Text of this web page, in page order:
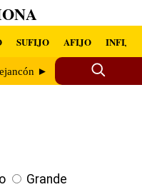
SUFIJO AFIJO INFIJO
►
Grande